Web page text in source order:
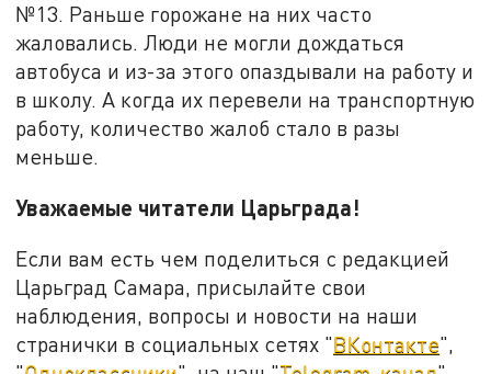
№13. Раньше горожане на них часто
жаловались. Люди не могли дождаться
автобуса и из-за этого опаздывали на работу и
в школу. А когда их перевели на транспортную
работу, количество жалоб стало в разы
меньше.
Уважаемые читатели Царьграда!
Если вам есть чем поделиться с редакцией
Царьград Самара, присылайте свои
наблюдения, вопросы и новости на наши
странички в социальных сетях "ВКонтакте",